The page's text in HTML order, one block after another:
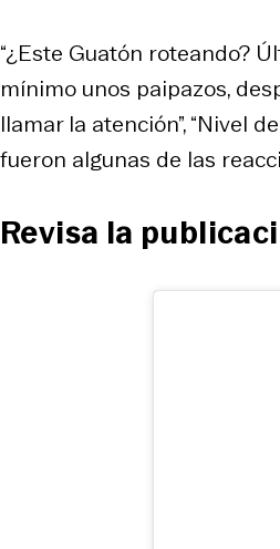
“¿Este Guatón roteando?
mínimo unos paipazos,
llamar la atención”, “Nivel
fueron algunas de las
Revisa la